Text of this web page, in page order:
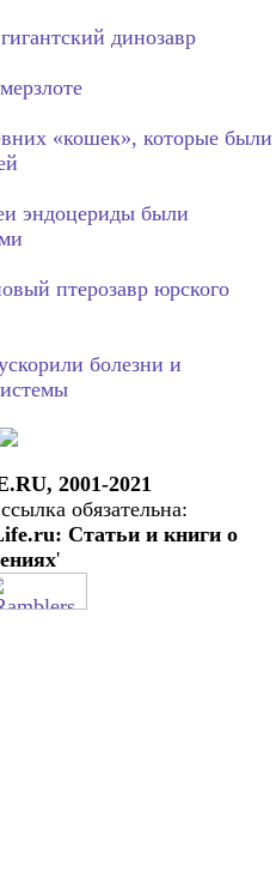
динозавр
«кошек», которые были
эндоцериды были
птерозавр юрского
болезни и
2001-2021
обязательна:
Статьи и книги о
'